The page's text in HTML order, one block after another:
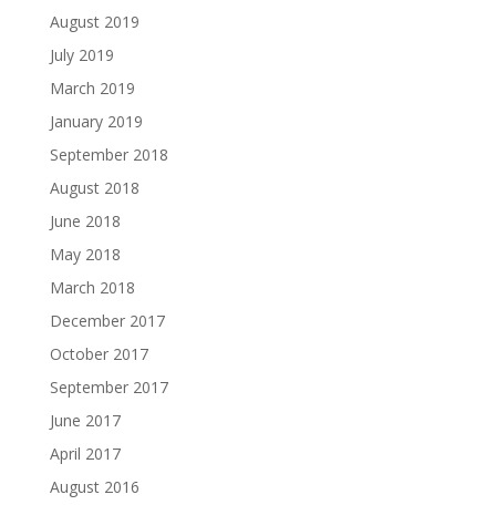
August 2019
July 2019
March 2019
January 2019
September 2018
August 2018
June 2018
May 2018
March 2018
December 2017
October 2017
September 2017
June 2017
April 2017
August 2016